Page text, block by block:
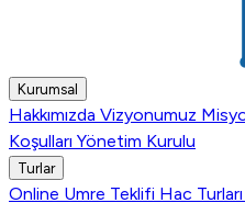
Kurumsal
Hakkımızda Vizyonumuz
Koşulları Yönetim Kurulu
Turlar
Online Umre Teklifi Hac Turları